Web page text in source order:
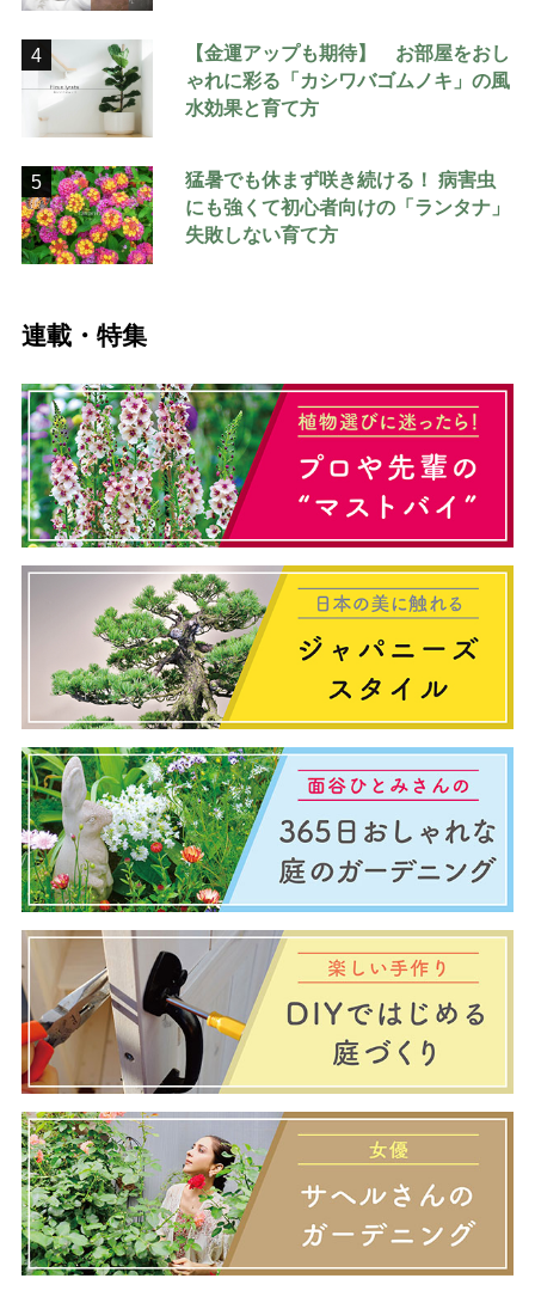
4
【金運アップも期待】 お部屋をおし
ゃれに彩る「カシワバゴムノキ」の風
水効果と育て方
5
猛暑でも休まず咲き続ける！ 病害虫
にも強くて初心者向けの「ランタナ」
失敗しない育て方
連載・特集